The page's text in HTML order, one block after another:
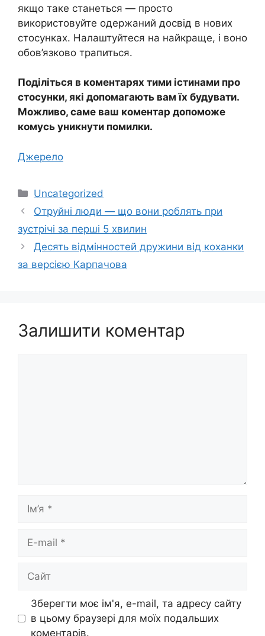
якщо таке станеться — просто
використовуйте одержаний досвід в нових
стосунках. Налаштуйтеся на найкраще, і воно
обов’язково трапиться.
Поділіться в коментарях тими істинами про
стосунки, які допомагають вам їх будувати.
Можливо, саме ваш коментар допоможе
комусь уникнути помилки.
Джерело
Категорії
Uncategorized
Отруйні люди — що вони роблять при
зустрічі за перші 5 хвилин
Десять відмінностей дружини від коханки
за версією Карпачова
Залишити коментар
mail
Зберегти моє ім'я, e-mail, та адресу сайту
в цьому браузері для моїх подальших
коментарів.